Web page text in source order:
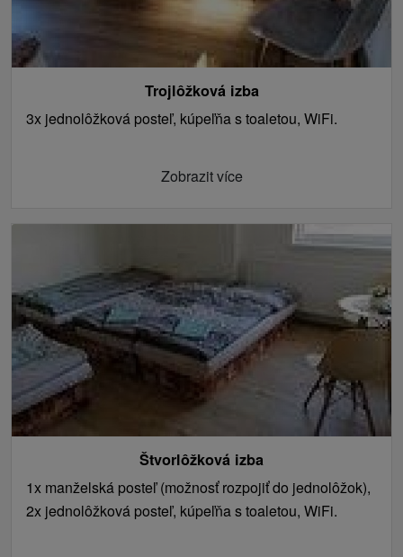
Trojlôžková izba
3x jednolôžková posteľ, kúpeľňa s toaletou, WiFi.
Zobrazit více
Štvorlôžková izba
1x manželská posteľ (možnosť rozpojiť do jednolôžok),
2x jednolôžková posteľ, kúpeľňa s toaletou, WiFi.